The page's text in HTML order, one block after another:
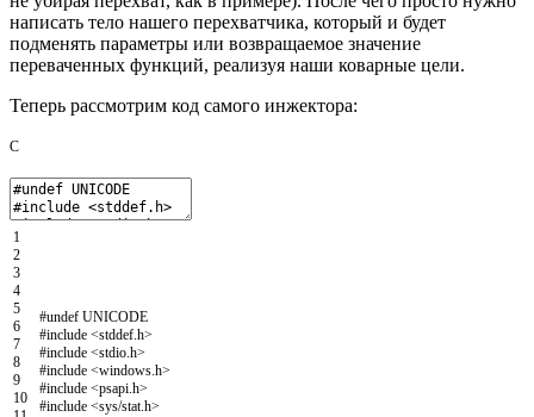
написать тело нашего перехватчика, который и будет
подменять параметры или возвращаемое значение
переваченных функций, реализуя наши коварные цели.
Теперь рассмотрим код самого инжектора:
C
1
2
3
4
5
6
7
8
9
10
#undef UNICODE
#include <stddef.h>
#include <stdio.h>
#include <windows.h>
#include <psapi.h>
#include <sys/stat.h>